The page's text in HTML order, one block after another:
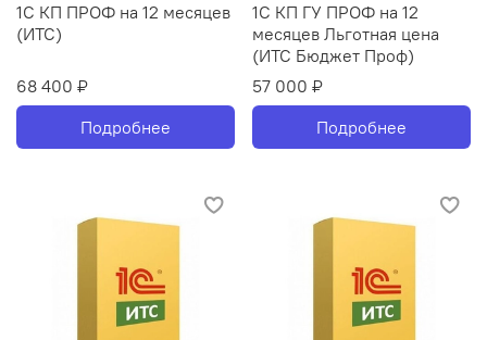
1С КП ПРОФ на 12 месяцев
(ИТС)
68 400 ₽
Подробнее
1С КП ГУ ПРОФ на 12
месяцев Льготная цена
(ИТС Бюджет Проф)
57 000 ₽
Подробнее